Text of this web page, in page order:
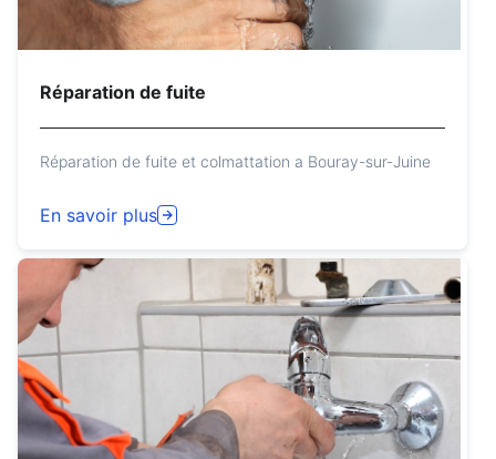
Réparation de fuite
Réparation de fuite et colmattation a Bouray-sur-Juine
En savoir plus